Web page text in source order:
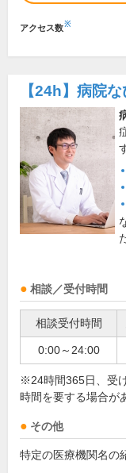
アクセス数※
【24h】 病院な
相談／受付時間
相談受付時間
0:00～24:00
※24時間365日、受
時間を要する場合が
その他
特定の医療機関名の